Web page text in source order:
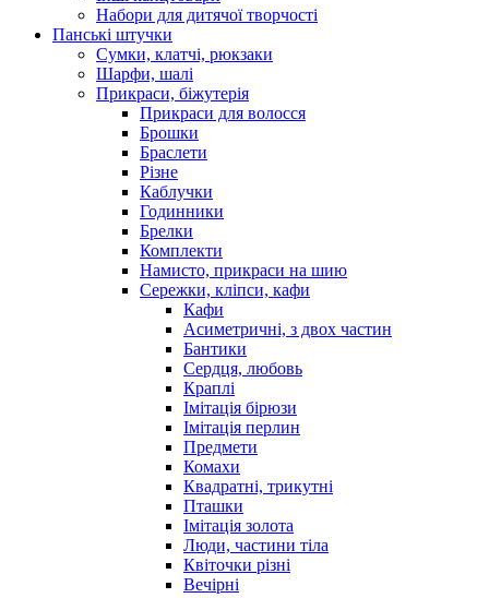
Набори для дитячої творчості
Панські штучки
Сумки, клатчі, рюкзаки
Шарфи, шалі
Прикраси, біжутерія
Прикраси для волосся
Брошки
Браслети
Різне
Каблучки
Годинники
Брелки
Комплекти
Намисто, прикраси на шию
Сережки, кліпси, кафи
Кафи
Асиметричні, з двох частин
Бантики
Сердця, любовь
Краплі
Імітація бірюзи
Імітація перлин
Предмети
Комахи
Квадратні, трикутні
Пташки
Імітація золота
Люди, частини тіла
Квіточки різні
Вечірні